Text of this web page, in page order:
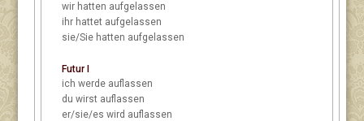
wir hatten aufgelassen
ihr hattet aufgelassen
sie/Sie hatten aufgelassen
Futur I
ich werde auflassen
du wirst auflassen
er/sie/es wird auflassen